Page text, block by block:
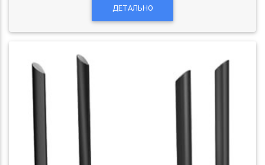
ДЕТАЛЬНО